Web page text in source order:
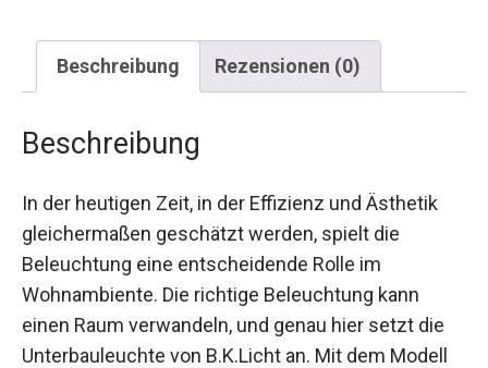
Beschreibung Rezensionen (0)
Beschreibung
In der heutigen Zeit, in der Effizienz und Ästhetik
gleichermaßen geschätzt werden, spielt die
Beleuchtung eine entscheidende Rolle im
Wohnambiente. Die richtige Beleuchtung kann
einen Raum verwandeln, und genau hier setzt die
Unterbauleuchte von B.K.Licht an. Mit dem Modell